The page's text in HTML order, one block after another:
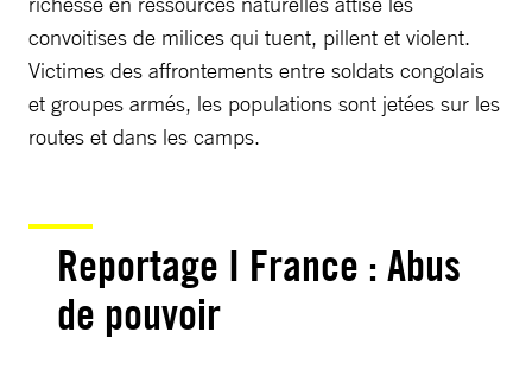
convoitises de milices qui tuent, pillent et violent.
Victimes des affrontements entre soldats congolais
et groupes armés, les populations sont jetées sur les
routes et dans les camps.
Reportage I France : Abus
de pouvoir